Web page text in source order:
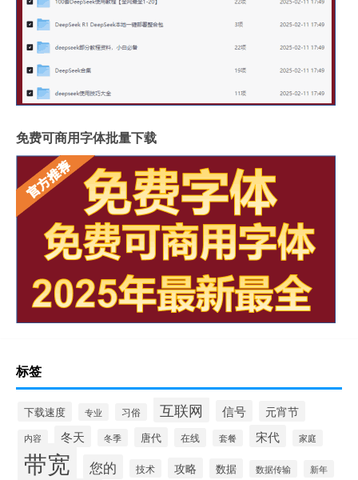
免费可商用字体批量下载
标签
下载速度 专业 习俗 互联网 信号 元宵节
内容 冬天 冬季 唐代 在线 套餐 宋代 家庭
带宽 您的 技术 攻略 数据 数据传输 新年